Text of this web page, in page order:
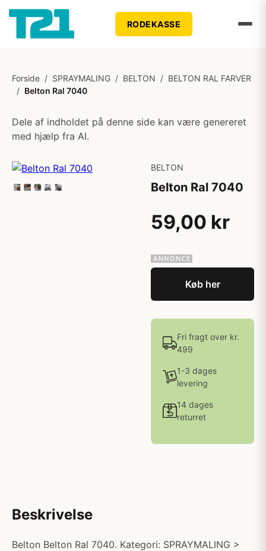
RODEKASSE
Forside / SPRAYMALING / BELTON / BELTON RAL FARVER
/ Belton Ral 7040
Dele af indholdet på denne side kan være genereret
med hjælp fra AI.
BELTON
Belton Ral 7040
59,00 kr
Køb her
Fri fragt over kr.
499
1-3 dages
levering
14 dages
returret
Beskrivelse
Belton Belton Ral 7040. Kategori: SPRAYMALING >